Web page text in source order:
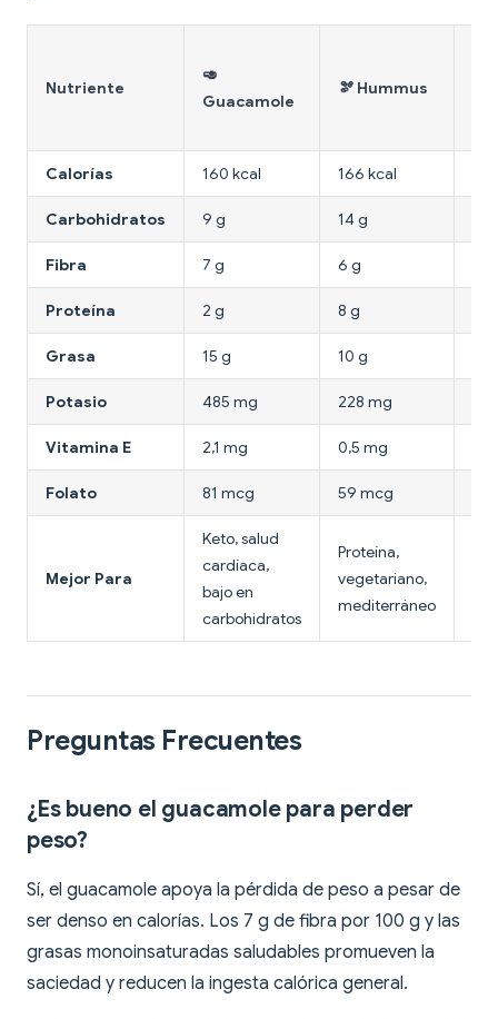
Nutriente
🥑
Guacamole
🫘 Hummus
Calorías 160 kcal 166 kcal
Carbohidratos 9 g 14 g
Fibra 7 g 6 g
Proteína 2 g 8 g
Grasa 15 g 10 g
Potasio 485 mg 228 mg
Vitamina E 2,1 mg 0,5 mg
Folato 81 mcg 59 mcg
Mejor Para
Keto, salud
cardíaca,
bajo en
carbohidratos
Proteína,
vegetariano,
mediterráneo
Preguntas Frecuentes
¿Es bueno el guacamole para perder
peso?
Sí, el guacamole apoya la pérdida de peso a pesar de
ser denso en calorías. Los 7 g de fibra por 100 g y las
grasas monoinsaturadas saludables promueven la
saciedad y reducen la ingesta calórica general.